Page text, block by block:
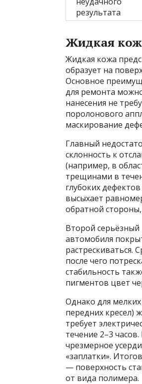
результата
Жидкая
Жидкая кожа
образует на
Основное
для ремонта
нанесения не
поролонового
маскирование
Главный
склонность к
(например, в
трещинами в
глубоких
высыхает
обратной стороны,
Второй
автомобиля
растрескиваться.
после чего
стабильность
пигментов цвет
Однако для
передних кресел)
требует
течение 2–3
чрезмерное
«заплатки».
— поверхность
от вида полимера.